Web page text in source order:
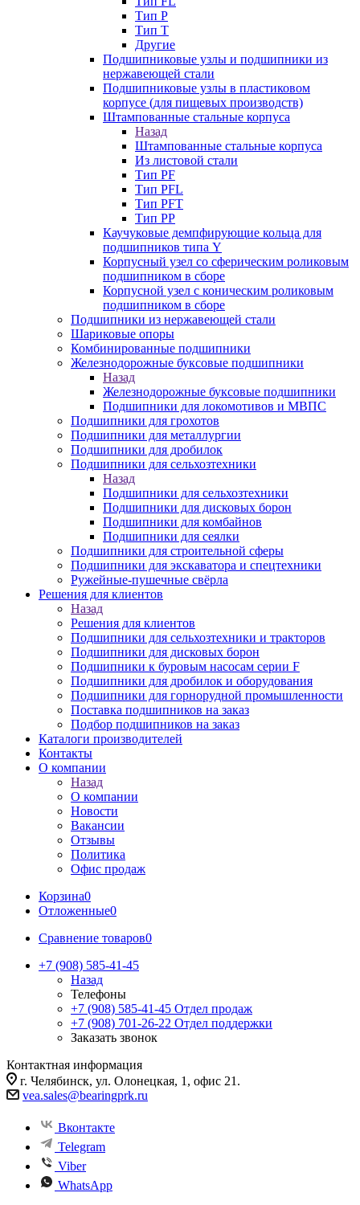
Тип P
Тип T
Другие
Подшипниковые узлы и подшипники из
нержавеющей стали
Подшипниковые узлы в пластиковом
корпусе (для пищевых производств)
Штампованные стальные корпуса
Назад
Штампованные стальные корпуса
Из листовой стали
Тип PF
Тип PFL
Тип PFT
Тип PP
Каучуковые демпфирующие кольца для
подшипников типа Y
Корпусный узел со сферическим роликовым
подшипником в сборе
Корпусной узел с коническим роликовым
подшипником в сборе
Подшипники из нержавеющей стали
Шариковые опоры
Комбинированные подшипники
Железнодорожные буксовые подшипники
Назад
Железнодорожные буксовые подшипники
Подшипники для локомотивов и МВПС
Подшипники для грохотов
Подшипники для металлургии
Подшипники для дробилок
Подшипники для сельхозтехники
Назад
Подшипники для сельхозтехники
Подшипники для дисковых борон
Подшипники для комбайнов
Подшипники для сеялки
Подшипники для строительной сферы
Подшипники для экскаватора и спецтехники
Ружейные-пушечные свёрла
Решения для клиентов
Назад
Решения для клиентов
Подшипники для сельхозтехники и тракторов
Подшипники для дисковых борон
Подшипники к буровым насосам серии F
Подшипники для дробилок и оборудования
Подшипники для горнорудной промышленности
Поставка подшипников на заказ
Подбор подшипников на заказ
Каталоги производителей
Контакты
О компании
Назад
О компании
Новости
Вакансии
Отзывы
Политика
Офис продаж
Корзина0
Отложенные0
Сравнение товаров0
+7 (908) 585-41-45
Назад
Телефоны
+7 (908) 585-41-45 Отдел продаж
+7 (908) 701-26-22 Отдел поддержки
Заказать звонок
Контактная информация
г. Челябинск, ул. Олонецкая, 1, офис 21.
vea.sales@bearingprk.ru
Вконтакте
Telegram
Viber
WhatsApp